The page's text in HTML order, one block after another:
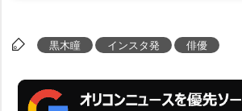
黒木瞳 インスタ発 俳優